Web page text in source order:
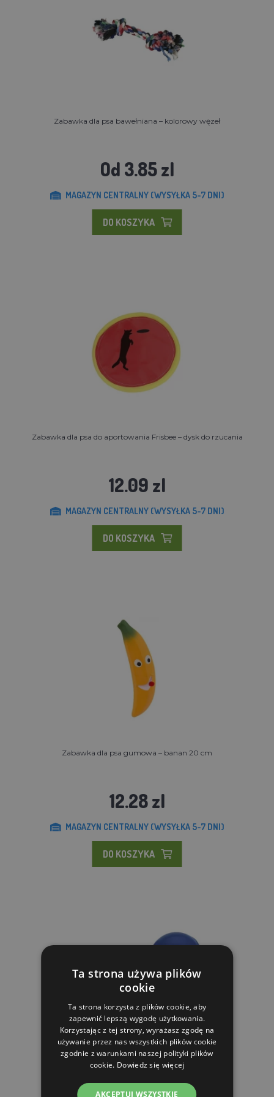
Zabawka dla psa bawełniana – kolorowy węzeł
Od 3.85 zl
MAGAZYN CENTRALNY (WYSYŁKA 5-7 DNI)
DO KOSZYKA
Zabawka dla psa do aportowania Frisbee – dysk do rzucania
12.09 zl
MAGAZYN CENTRALNY (WYSYŁKA 5-7 DNI)
DO KOSZYKA
Zabawka dla psa gumowa – banan 20 cm
12.28 zl
MAGAZYN CENTRALNY (WYSYŁKA 5-7 DNI)
DO KOSZYKA
Zabawka dla psa gumowa – piłka
Ta strona używa plików
cookie
Ta strona korzysta z plików cookie, aby
zapewnić lepszą wygodę użytkowania.
Korzystając z tej strony, wyrażasz zgodę na
używanie przez nas wszystkich plików cookie
zgodnie z warunkami naszej polityki plików
cookie. Dowiedz się więcej
AKCEPTUJ WSZYSTKIE